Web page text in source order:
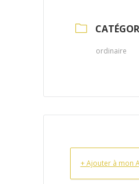
ordinaire
+ Ajouter à mon